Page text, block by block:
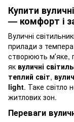
Купити
— комфорт і
Вуличні
прилади з
створюють мʼяке,
як вуличні
теплий світ,
light. Таке світло
житлових зон.
Переваги